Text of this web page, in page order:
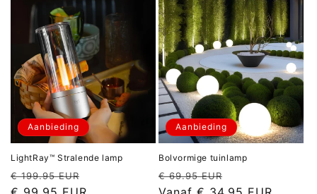
Aanbieding
LightRay™ Stralende lamp
Normale
prijs
€ 199.95 EUR
Aanbiedingsprijs
Aanbieding
Bolvormige tuinlamp
Normale
prijs
€ 69.95 EUR